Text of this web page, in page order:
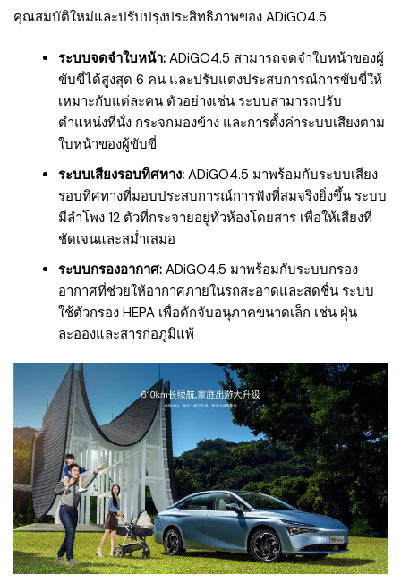
คุณสมบัติใหม่และปรับปรุงประสิทธิภาพของ ADiGO4.5
ระบบจดจำใบหน้า: ADiGO4.5 สามารถจดจำใบหน้าของผู้
ขับขี่ได้สูงสุด 6 คน และปรับแต่งประสบการณ์การขับขี่ให้
เหมาะกับแต่ละคน ตัวอย่างเช่น ระบบสามารถปรับ
ตำแหน่งที่นั่ง กระจกมองข้าง และการตั้งค่าระบบเสียงตาม
ใบหน้าของผู้ขับขี่
ระบบเสียงรอบทิศทาง: ADiGO4.5 มาพร้อมกับระบบเสียง
รอบทิศทางที่มอบประสบการณ์การฟังที่สมจริงยิ่งขึ้น ระบบ
มีลำโพง 12 ตัวที่กระจายอยู่ทั่วห้องโดยสาร เพื่อให้เสียงที่
ชัดเจนและสม่ำเสมอ
ระบบกรองอากาศ: ADiGO4.5 มาพร้อมกับระบบกรอง
อากาศที่ช่วยให้อากาศภายในรถสะอาดและสดชื่น ระบบ
ใช้ตัวกรอง HEPA เพื่อดักจับอนุภาคขนาดเล็ก เช่น ฝุ่น
ละอองและสารก่อภูมิแพ้